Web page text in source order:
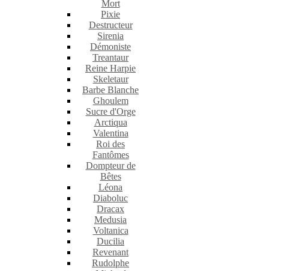
Mort
Pixie
Destructeur
Sirenia
Démoniste
Treantaur
Reine Harpie
Skeletaur
Barbe Blanche
Ghoulem
Sucre d'Orge
Arctiqua
Valentina
Roi des
Fantômes
Dompteur de
Bêtes
Léona
Diaboluc
Dracax
Medusia
Voltanica
Ducilia
Revenant
Rudolphe